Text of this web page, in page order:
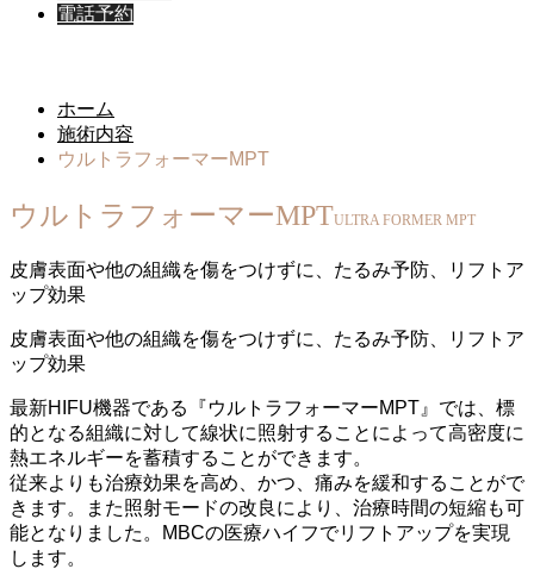
電話予約
ホーム
施術内容
ウルトラフォーマーMPT
ウルトラフォーマーMPTULTRA FORMER MPT
皮膚表面や他の組織を傷をつけずに、たるみ予防、リフトア
ップ効果
皮膚表面や他の組織を傷をつけずに、たるみ予防、リフトア
ップ効果
最新HIFU機器である『ウルトラフォーマーMPT』では、標
的となる組織に対して線状に照射することによって高密度に
熱エネルギーを蓄積することができます。
従来よりも治療効果を高め、かつ、痛みを緩和することがで
きます。また照射モードの改良により、治療時間の短縮も可
能となりました。MBCの医療ハイフでリフトアップを実現
します。